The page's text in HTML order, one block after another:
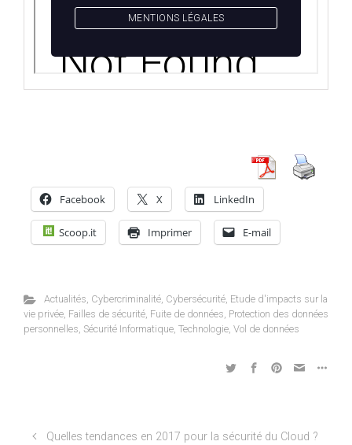
Facebook X LinkedIn
Scoop.it Imprimer E-mail
Actualités, Cybercriminalité, Cybersécurité, Etude d'impacts sur la
vie privée, Failles de sécurité, Fuite de données, Protection des données
personnelles, Sécurité Informatique, Technologie, Vol de données
Quelles tendances en 2017 pour la sécurité du Cloud ?